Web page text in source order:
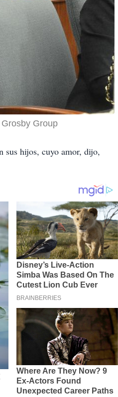
Group
sus hijos, cuyo amor, dijo,